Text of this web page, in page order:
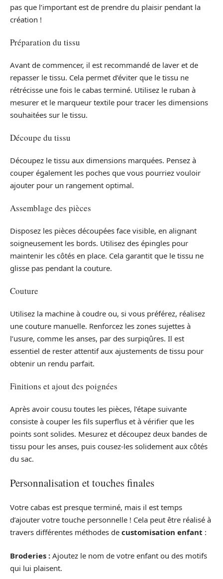
pas que l’important est de prendre du plaisir pendant la
création !
Préparation du tissu
Avant de commencer, il est recommandé de laver et de
repasser le tissu. Cela permet d’éviter que le tissu ne
rétrécisse une fois le cabas terminé. Utilisez le ruban à
mesurer et le marqueur textile pour tracer les dimensions
souhaitées sur le tissu.
Découpe du tissu
Découpez le tissu aux dimensions marquées. Pensez à
couper également les poches que vous pourriez vouloir
ajouter pour un rangement optimal.
Assemblage des pièces
Disposez les pièces découpées face visible, en alignant
soigneusement les bords. Utilisez des épingles pour
maintenir les côtés en place. Cela garantit que le tissu ne
glisse pas pendant la couture.
Couture
Utilisez la machine à coudre ou, si vous préférez, réalisez
une couture manuelle. Renforcez les zones sujettes à
l’usure, comme les anses, par des surpiqûres. Il est
essentiel de rester attentif aux ajustements de tissu pour
obtenir un rendu parfait.
Finitions et ajout des poignées
Après avoir cousu toutes les pièces, l’étape suivante
consiste à couper les fils superflus et à vérifier que les
points sont solides. Mesurez et découpez deux bandes de
tissu pour les anses, puis cousez-les solidement aux côtés
du sac.
Personnalisation et touches finales
Votre cabas est presque terminé, mais il est temps
d’ajouter votre touche personnelle ! Cela peut être réalisé à
travers différentes méthodes de customisation enfant :
Broderies : Ajoutez le nom de votre enfant ou des motifs
qui lui plaisent.